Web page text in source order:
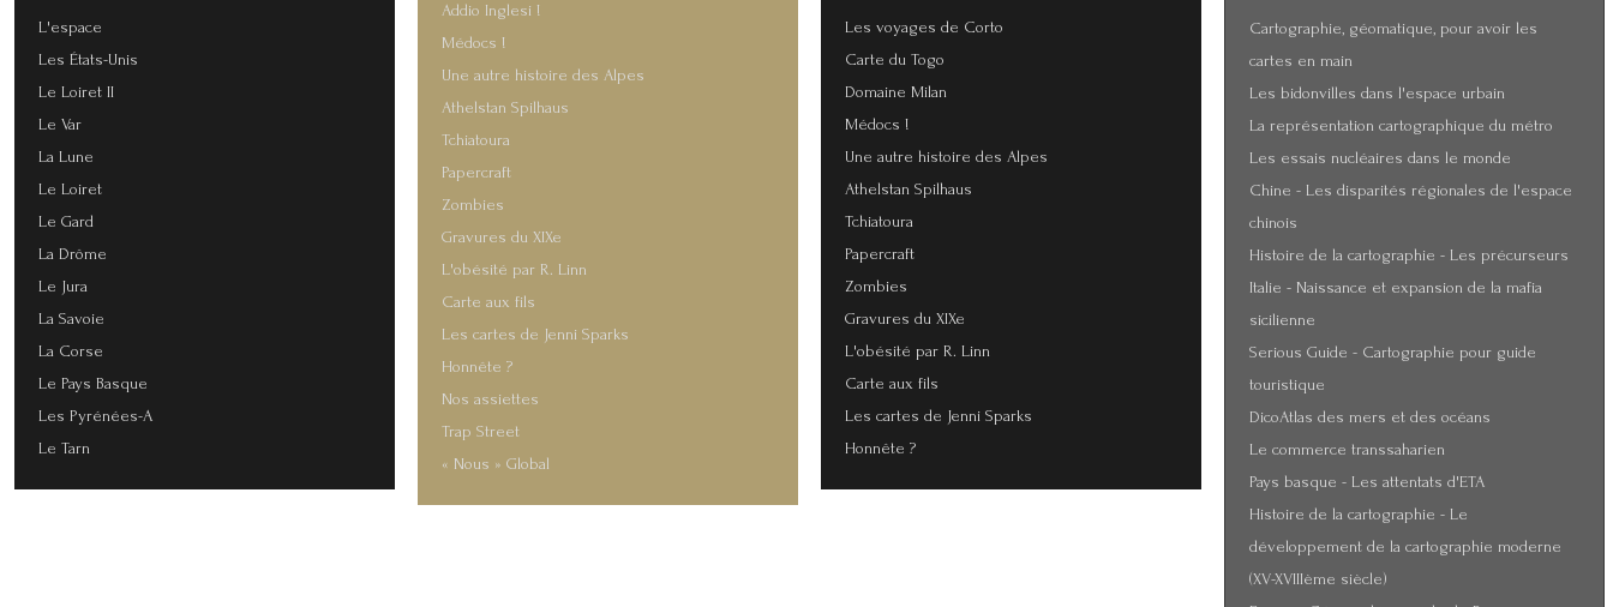
L'espace
Les États-Unis
Le Loiret II
Le Var
La Lune
Le Loiret
Le Gard
La Drôme
Le Jura
La Savoie
La Corse
Le Pays Basque
Les Pyrénées-A
Le Tarn
Addio Inglesi !
Médocs !
Une autre histoire des Alpes
Athelstan Spilhaus
Tchiatoura
Papercraft
Zombies
Gravures du XIXe
L'obésité par R. Linn
Carte aux fils
Les cartes de Jenni Sparks
Honnête ?
Nos assiettes
Trap Street
« Nous » Global
Les voyages de Corto
Carte du Togo
Domaine Milan
Médocs !
Une autre histoire des Alpes
Athelstan Spilhaus
Tchiatoura
Papercraft
Zombies
Gravures du XIXe
L'obésité par R. Linn
Carte aux fils
Les cartes de Jenni Sparks
Honnête ?
Cartographie, géomatique, pour avoir les
cartes en main
Les bidonvilles dans l'espace urbain
La représentation cartographique du métro
Les essais nucléaires dans le monde
Chine - Les disparités régionales de l'espace
chinois
Histoire de la cartographie - Les précurseurs
Italie - Naissance et expansion de la mafia
sicilienne
Serious Guide - Cartographie pour guide
touristique
DicoAtlas des mers et des océans
Le commerce transsaharien
Pays basque - Les attentats d'ETA
Histoire de la cartographie - Le
développement de la cartographie moderne
(XV-XVIIIème siècle)